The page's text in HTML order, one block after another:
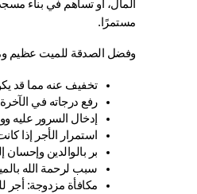
مستمرًا.
وفضل الصدقة للميت عظيم
تخفيف عنه مما قد
رفع درجاته في
إدخال السرور عليه
استمرار الأجر إذا
بر بالوالدين وإحسان
سبب لرحمة الله
مكافأة مزدوجة: أجر